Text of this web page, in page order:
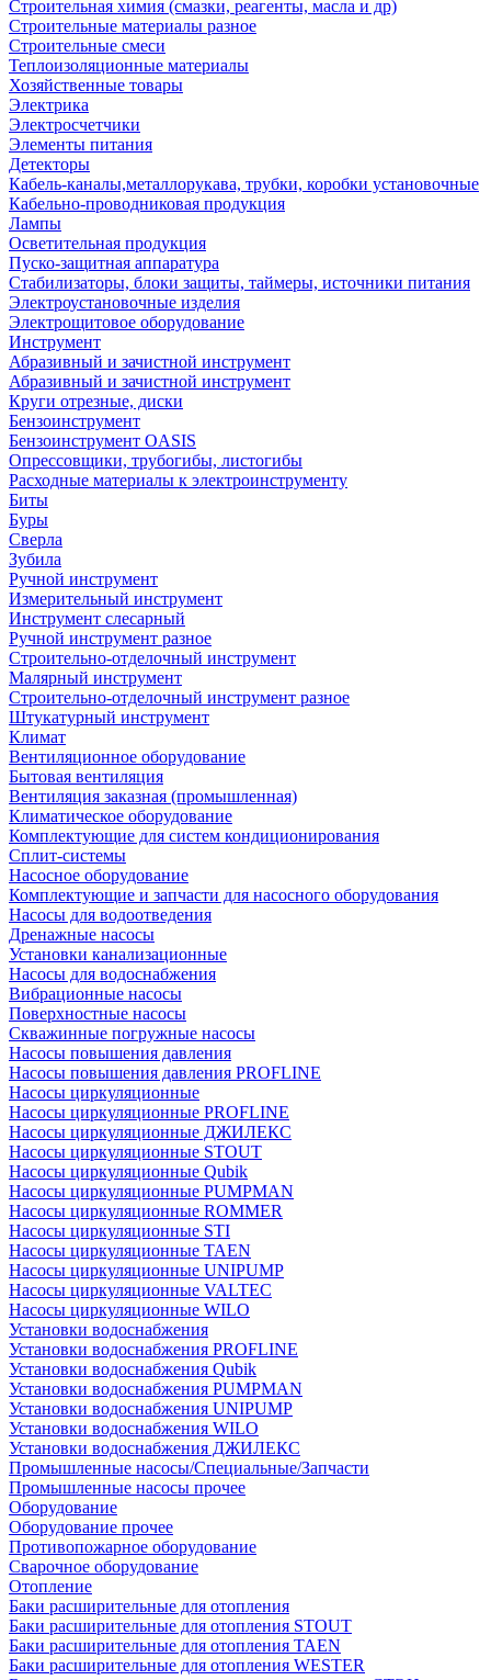
Строительная химия (смазки, реагенты, масла и др)
Строительные материалы разное
Строительные смеси
Теплоизоляционные материалы
Хозяйственные товары
Электрика
Электросчетчики
Элементы питания
Детекторы
Кабель-каналы,металлорукава, трубки, коробки установочные
Кабельно-проводниковая продукция
Лампы
Осветительная продукция
Пуско-защитная аппаратура
Стабилизаторы, блоки защиты, таймеры, источники питания
Электроустановочные изделия
Электрощитовое оборудование
Инструмент
Абразивный и зачистной инструмент
Абразивный и зачистной инструмент
Круги отрезные, диски
Бензоинструмент
Бензоинструмент OASIS
Опрессовщики, трубогибы, листогибы
Расходные материалы к электроинструменту
Биты
Буры
Сверла
Зубила
Ручной инструмент
Измерительный инструмент
Инструмент слесарный
Ручной инструмент разное
Строительно-отделочный инструмент
Малярный инструмент
Строительно-отделочный инструмент разное
Штукатурный инструмент
Климат
Вентиляционное оборудование
Бытовая вентиляция
Вентиляция заказная (промышленная)
Климатическое оборудование
Комплектующие для систем кондиционирования
Сплит-системы
Насосное оборудование
Комплектующие и запчасти для насосного оборудования
Насосы для водоотведения
Дренажные насосы
Установки канализационные
Насосы для водоснабжения
Вибрационные насосы
Поверхностные насосы
Скважинные погружные насосы
Насосы повышения давления
Насосы повышения давления PROFLINE
Насосы циркуляционные
Насосы циркуляционные PROFLINE
Насосы циркуляционные ДЖИЛЕКС
Насосы циркуляционные STOUT
Насосы циркуляционные Qubik
Насосы циркуляционные PUMPMAN
Насосы циркуляционные ROMMER
Насосы циркуляционные STI
Насосы циркуляционные TAEN
Насосы циркуляционные UNIPUMP
Насосы циркуляционные VALTEC
Насосы циркуляционные WILO
Установки водоснабжения
Установки водоснабжения PROFLINE
Установки водоснабжения Qubik
Установки водоснабжения PUMPMAN
Установки водоснабжения UNIPUMP
Установки водоснабжения WILO
Установки водоснабжения ДЖИЛЕКС
Промышленные насосы/Специальные/Запчасти
Промышленные насосы прочее
Оборудование
Оборудование прочее
Противопожарное оборудование
Сварочное оборудование
Отопление
Баки расширительные для отопления
Баки расширительные для отопления STOUT
Баки расширительные для отопления TAEN
Баки расширительные для отопления WESTER